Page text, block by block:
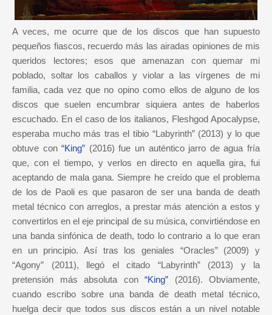
A veces, me ocurre que de los discos que han supuesto
pequeños fiascos, recuerdo más las airadas opiniones de mis
queridos lectores; esos que amenazan con quemar mi
poblado, soltar los caballos y violar a las vírgenes de mi
familia, cada vez que no opino como ellos de alguno de los
discos que suelen encumbrar siquiera antes de haberlos
escuchado. En el caso de los italianos, Fleshgod Apocalypse,
esperaba mucho más tras el tibio “Labyrinth” (2013) y lo que
obtuve con“King” (2016) fue un auténtico jarro de agua fría
que, con el tiempo, y verlos en directo en aquella gira, fui
aceptando de mala gana. Siempre he creído que el problema
de los de Paoli es que pasaron de ser una banda de death
metal técnico con arreglos, a prestar más atención a estos y
convertirlos en el eje principal de su música, convirtiéndose en
una banda sinfónica de death, todo lo contrario a lo que eran
en un principio. Así tras los geniales “Oracles” (2009) y
“Agony” (2011), llegó el citado “Labyrinth” (2013) y la
pretensión más absoluta con “King” (2016). Obviamente,
cuando escribo sobre una banda de death metal técnico,
huelga decir que todos sus discos están a un nivel notable